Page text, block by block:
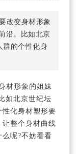
改变身材形象
沿。比如北京
群的个性化身
材形象的姐妹
如北京世纪坛
性化身材塑形要
整个身材曲线
呢?不妨看看